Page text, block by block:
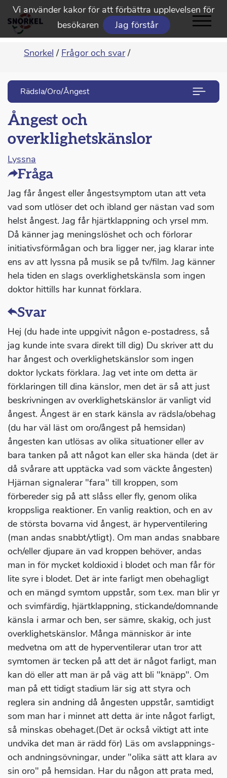
Vi använder kakor för att förbättra upplevelsen för
besökaren
Jag förstår
Snorkel / Frågor och svar /
Rädsla/Oro/Ångest
Ångest och
overklighetskänslor
Lyssna
Fråga
Jag får ångest eller ångestsymptom utan att veta
vad som utlöser det och ibland ger nästan vad som
helst ångest. Jag får hjärtklappning och yrsel mm.
Då känner jag meningslöshet och och förlorar
initiativsförmågan och bra ligger ner, jag klarar inte
ens av att lyssna på musik se på tv/film. Jag känner
hela tiden en slags overklighetskänsla som ingen
doktor hittills har kunnat förklara.
Svar
Hej (du hade inte uppgivit någon e-postadress, så
jag kunde inte svara direkt till dig) Du skriver att du
har ångest och overklighetskänslor som ingen
doktor lyckats förklara. Jag vet inte om detta är
förklaringen till dina känslor, men det är så att just
beskrivningen av overklighetskänslor är vanligt vid
ångest. Ångest är en stark känsla av rädsla/obehag
(du har väl läst om oro/ångest på hemsidan)
ångesten kan utlösas av olika situationer eller av
bara tanken på att något kan eller ska hända (det är
då svårare att upptäcka vad som väckte ångesten)
Hjärnan signalerar "fara" till kroppen, som
förbereder sig på att slåss eller fly, genom olika
kroppsliga reaktioner. En vanlig reaktion, och en av
de största bovarna vid ångest, är hyperventilering
(man andas snabbt/ytligt). Om man andas snabbare
och/eller djupare än vad kroppen behöver, andas
man in för mycket koldioxid i blodet och man får för
lite syre i blodet. Det är inte farligt men obehagligt
och en mängd symtom uppstår, som t.ex. man blir yr
och svimfärdig, hjärtklappning, stickande/domnande
känsla i armar och ben, ser sämre, skakig, och just
overklighetskänslor. Många människor är inte
medvetna om att de hyperventilerar utan tror att
symtomen är tecken på att det är något farligt, man
kan dö eller att man är på väg att bli "knäpp". Om
man på ett tidigt stadium lär sig att styra och
reglera sin andning då ångesten uppstår, samtidigt
som man har i minnet att detta är inte något farligt,
så minskas obehaget.(Det är också viktigt att inte
undvika det man är rädd för) Läs om avslappnings-
och andningsövningar, under "olika sätt att klara av
sin oro" på hemsidan. Har du någon att prata med,